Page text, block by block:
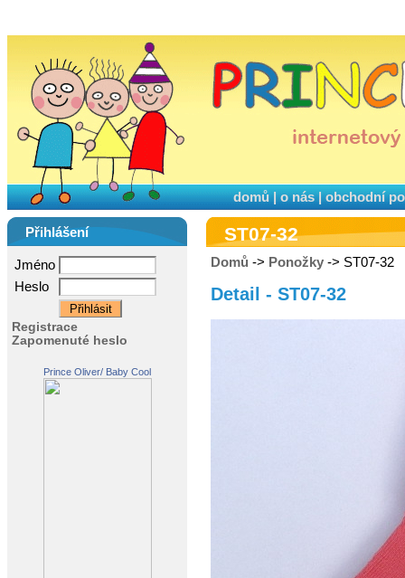
domů|o nás|obchodní
Přihlášení
Jméno
Heslo
Registrace
Zapomenuté heslo
Prince Oliver/ Baby Cool
ST07-32
Domů -> Ponožky -> ST07-32
Detail - ST07-32